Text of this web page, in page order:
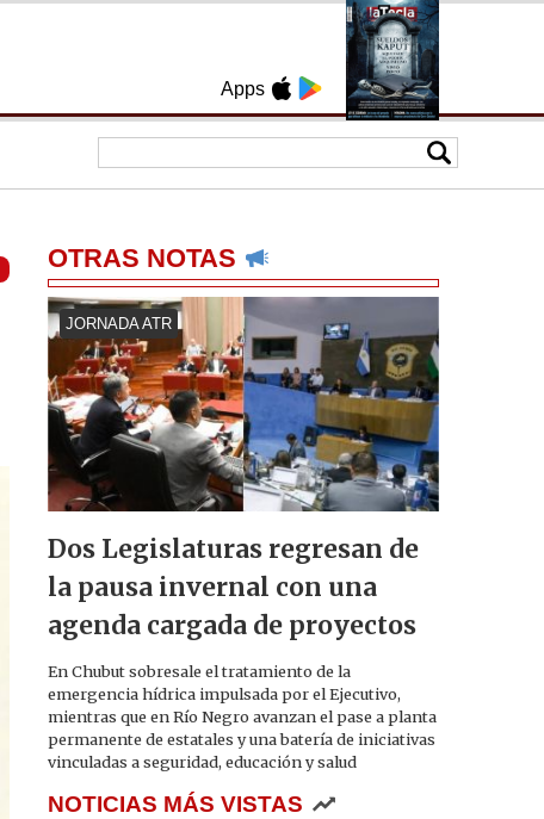
Apps
OTRAS NOTAS
JORNADA ATR
Dos Legislaturas regresan de
la pausa invernal con una
agenda cargada de proyectos
En Chubut sobresale el tratamiento de la
emergencia hídrica impulsada por el Ejecutivo,
mientras que en Río Negro avanzan el pase a planta
permanente de estatales y una batería de iniciativas
vinculadas a seguridad, educación y salud
NOTICIAS MÁS VISTAS